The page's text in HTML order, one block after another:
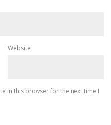
Website
in this browser for the next time I